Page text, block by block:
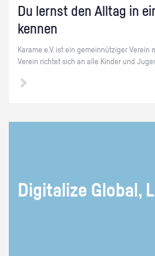
Du lernst den All­tag in
ken­nen
Ka­ra­me e.V. ist ein ge­mein­nüt­zi­ger Ver­ein
Ver­ein rich­tet sich an alle Kin­der und
Di­gi­ta­li­ze Glo­bal,